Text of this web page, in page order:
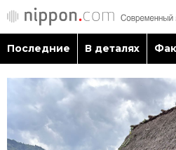
Последние
Последние В деталях